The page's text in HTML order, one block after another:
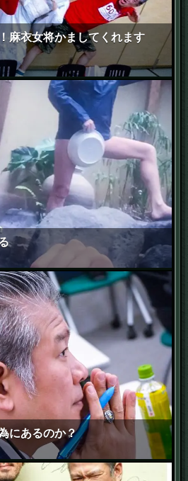
麻衣女将かましてくれます
にあるのか？